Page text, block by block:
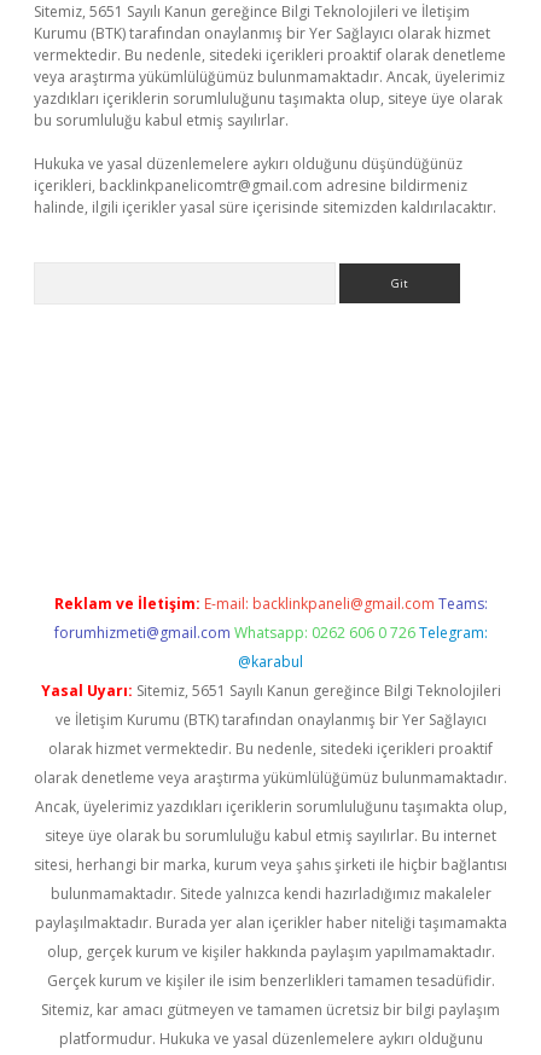
Sitemiz, 5651 Sayılı Kanun gereğince Bilgi Teknolojileri ve İletişim
Kurumu (BTK) tarafından onaylanmış bir Yer Sağlayıcı olarak hizmet
vermektedir. Bu nedenle, sitedeki içerikleri proaktif olarak denetleme
veya araştırma yükümlülüğümüz bulunmamaktadır. Ancak, üyelerimiz
yazdıkları içeriklerin sorumluluğunu taşımakta olup, siteye üye olarak
bu sorumluluğu kabul etmiş sayılırlar.
Hukuka ve yasal düzenlemelere aykırı olduğunu düşündüğünüz
içerikleri, backlinkpanelicomtr@gmail.com adresine bildirmeniz
halinde, ilgili içerikler yasal süre içerisinde sitemizden kaldırılacaktır.
Reklam ve İletişim: E-mail: backlinkpaneli@gmail.com Teams:
forumhizmeti@gmail.com Whatsapp: 0262 606 0 726 Telegram:
@karabul
Yasal Uyarı: Sitemiz, 5651 Sayılı Kanun gereğince Bilgi Teknolojileri
ve İletişim Kurumu (BTK) tarafından onaylanmış bir Yer Sağlayıcı
olarak hizmet vermektedir. Bu nedenle, sitedeki içerikleri proaktif
olarak denetleme veya araştırma yükümlülüğümüz bulunmamaktadır.
Ancak, üyelerimiz yazdıkları içeriklerin sorumluluğunu taşımakta olup,
siteye üye olarak bu sorumluluğu kabul etmiş sayılırlar. Bu internet
sitesi, herhangi bir marka, kurum veya şahıs şirketi ile hiçbir bağlantısı
bulunmamaktadır. Sitede yalnızca kendi hazırladığımız makaleler
paylaşılmaktadır. Burada yer alan içerikler haber niteliği taşımamakta
olup, gerçek kurum ve kişiler hakkında paylaşım yapılmamaktadır.
Gerçek kurum ve kişiler ile isim benzerlikleri tamamen tesadüfidir.
Sitemiz, kar amacı gütmeyen ve tamamen ücretsiz bir bilgi paylaşım
platformudur. Hukuka ve yasal düzenlemelere aykırı olduğunu